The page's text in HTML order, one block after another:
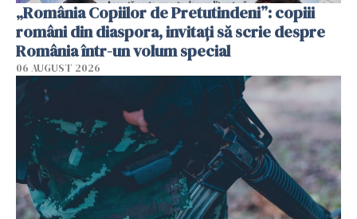
„România Copiilor de Pretutindeni”: copiii
români din diaspora, invitați să scrie despre
România într-un volum special
06 AUGUST 2026